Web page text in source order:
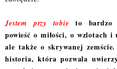
Jestem przy tobie to bardzo
powieść o miłości, o wzlotach
ale także o skrywanej
historia, która pozwala